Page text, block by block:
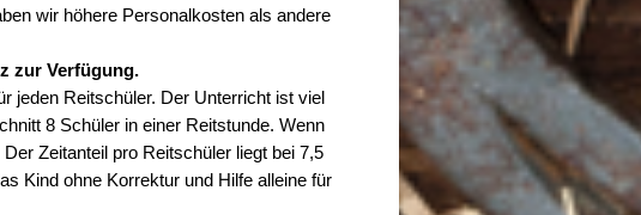
wir höhere Personalkosten als andere
zur Verfügung.
jeden Reitschüler. Der Unterricht ist viel
8 Schüler in einer Reitstunde. Wenn
Zeitanteil pro Reitschüler liegt bei 7,5
Kind ohne Korrektur und Hilfe alleine für